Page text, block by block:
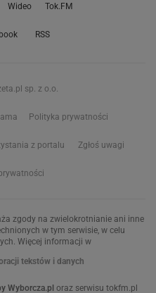
Wideo Tok.FM
RSS
sp. z o.o.
Polityka prywatności
z portalu Zgłoś uwagi
zgody na zwielokrotnianie ani inne
w tym serwisie, w celu
Więcej informacji w
tekstów i danych
Wyborcza.pl oraz serwisu tokfm.pl